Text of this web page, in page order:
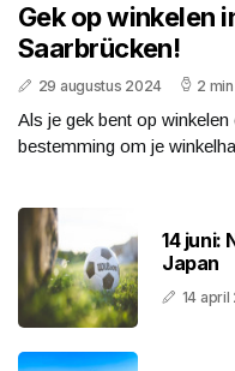
Gek op winkelen
Saarbrücken!
29 augustus 2024 2
Als je gek bent op
bestemming om je
14 juni:
Japan
14 april